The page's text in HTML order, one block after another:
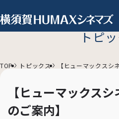
トピ
TOP トピックス 【ヒューマックスシ
【ヒューマックス
のご案内】